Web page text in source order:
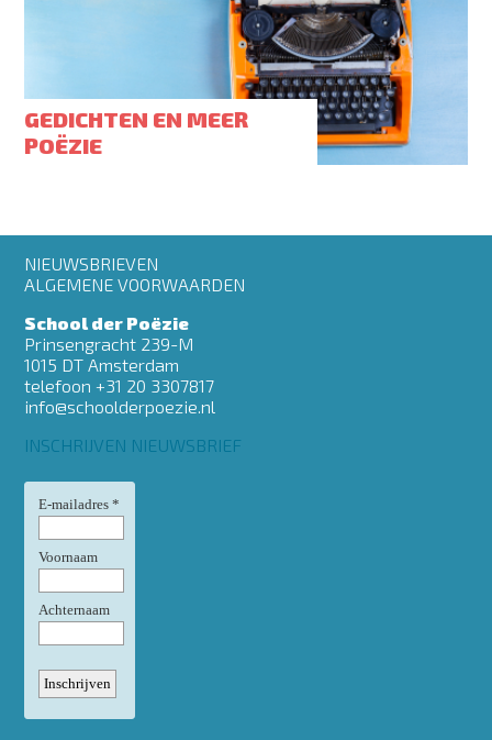
GEDICHTEN EN MEER
POËZIE
Footer
menu
NIEUWSBRIEVEN
ALGEMENE VOORWAARDEN
School der Poëzie
Prinsengracht 239-M
1015 DT Amsterdam
telefoon +31 20 3307817
info@schoolderpoezie.nl
INSCHRIJVEN NIEUWSBRIEF